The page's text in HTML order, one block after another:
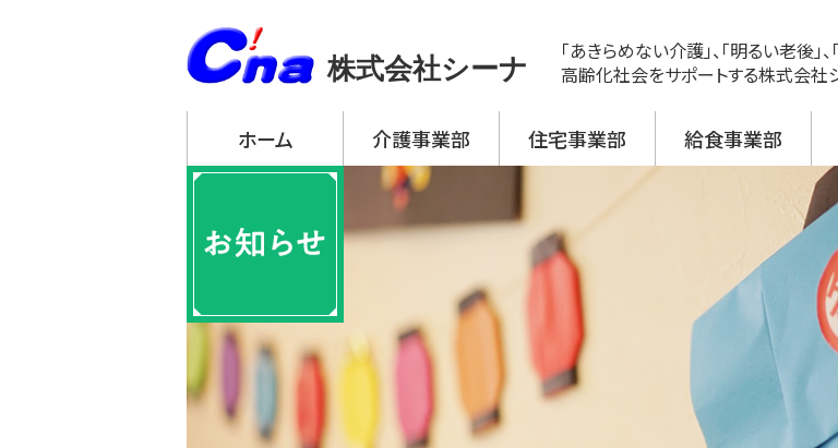
株式会社シーナ
「あきらめない介護」、「明るい老後」
高齢化社会をサポートする株式会社
ホーム 介護事業部
アーチ・デイサービス
・ アーチ・デイサービス 新神戸
・ アーチ・デイサービス 大開
・ アーチ・デイサービス 野口
・ アーチ・デイサービス 加古川西
・ アーチ・デイサービス 高砂
アーチ訪問介護
アーチ居宅介護支援事業所
特定施設入居者生活介護
住宅事業部 給食事業部